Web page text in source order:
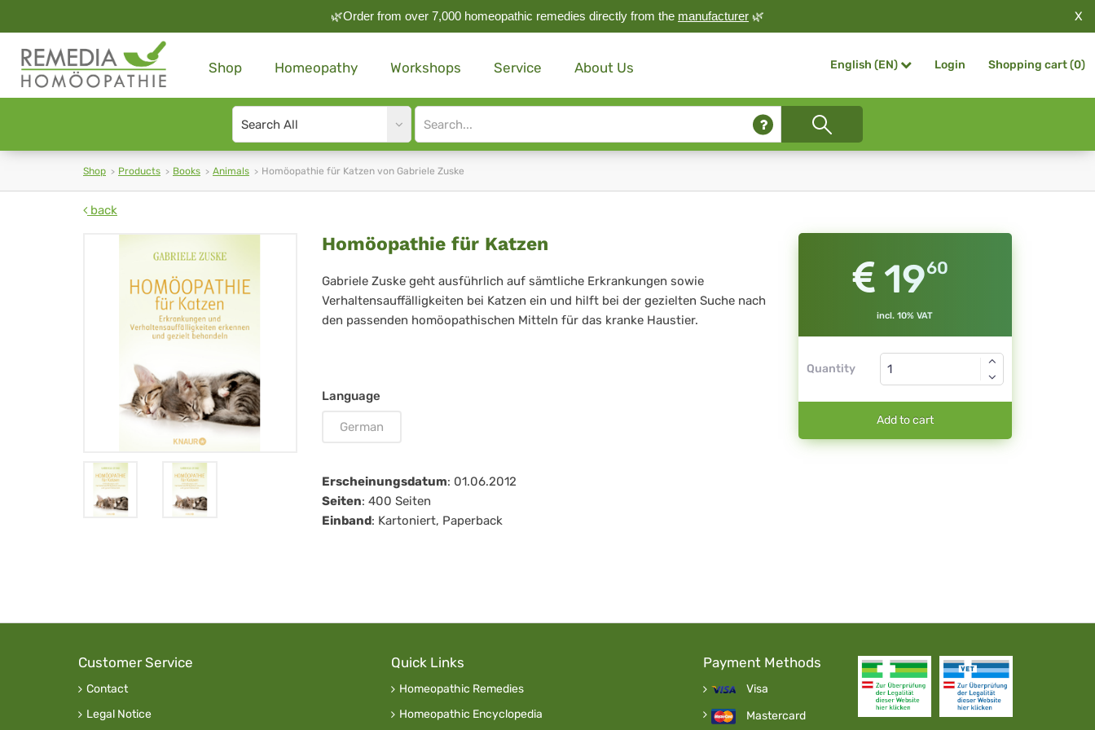
🌿Order from over 7,000 homeopathic remedies directly from the manufacturer 🌿 X
Shop Homeopathy Workshops Service About Us English (EN) Login Shopping cart (0)
Search
type
Site
search
Shop Products Books Animals Homöopathie für Katzen von Gabriele Zuske
back
Homöopathie
für
Katzen
Homöopathie für Katzen
Gabriele Zuske geht ausführlich auf sämtliche Erkrankungen sowie
Verhaltensauffälligkeiten bei Katzen ein und hilft bei der gezielten Suche nach
den passenden homöopathischen Mitteln für das kranke Haustier.
Language
German
Erscheinungsdatum: 01.06.2012
Seiten: 400 Seiten
Einband: Kartoniert, Paperback
1960
incl. 10% VAT
Quantity
Add to cart
Customer Service
Contact
Legal Notice
Quick Links
Homeopathic Remedies
Homeopathic Encyclopedia
Payment Methods
Visa
Mastercard